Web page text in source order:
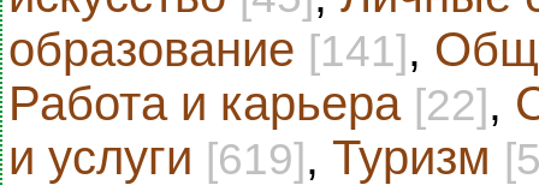
образование [141],
Работа и карьера [22],
и услуги [619], Туризм